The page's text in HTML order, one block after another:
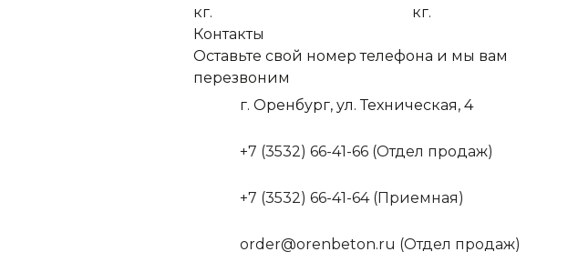
кг.
кг.
Контакты
Оставьте свой номер телефона и мы вам
перезвоним
г. Оренбург, ул. Техническая, 4
+7 (3532) 66-41-66 (Отдел продаж)
+7 (3532) 66-41-64 (Приемная)
order@orenbeton.ru (Отдел продаж)